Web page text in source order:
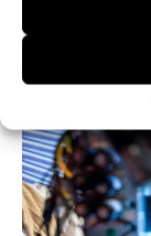
Cyber
fattore
Safety e